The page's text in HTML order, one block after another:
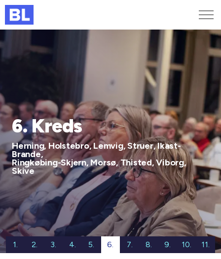
Genveje
MitBL
6. Kreds
Herning, Holstebro, Lemvig, Struer, Ikast-
Brande,
Ringkøbing-Skjern, Morsø, Thisted, Viborg,
Skive
1. 2. 3. 4. 5. 6. 7. 8. 9. 10. 11.